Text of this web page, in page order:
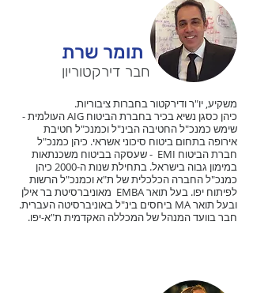
תומר שרת
חבר דירקטוריון
משקיע, יו"ר ודירקטור בחברות ציבוריות.
כיהן כסגן נשיא בכיר בחברת הביטוח AIG העולמית -
שימש כמנכ"ל החטיבה הבינ"ל וכמנכ"ל חטיבת
אירופה בתחום ביטוח סיכוני אשראי. כיהן כמנכ"ל
חברת הביטוח EMI - שעסקה בביטוח משכנתאות
במימון גבוה בישראל. בתחילת שנות ה-2000 כיהן
כמנכ"ל החברה הכלכלית של ת"א וכמנכ"ל הרשות
לפיתוח יפו. בעל תואר EMBA מאוניברסיטת בר אילן
ובעל תואר MA ביחסים בינ"ל באוניברסיטה העברית.
חבר בוועד המנהל של המכללה האקדמית ת"א-יפו.